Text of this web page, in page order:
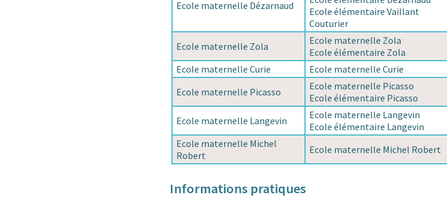
Ecole maternelle Dézarnaud
Ecole élémentaire Vaillant
Couturier
Ecole maternelle Zola
Ecole maternelle Zola
Ecole élémentaire Zola
Ecole maternelle Curie
Ecole maternelle Curie
Ecole maternelle Picasso
Ecole maternelle Picasso
Ecole élémentaire Picasso
Ecole maternelle Langevin
Ecole maternelle Langevin
Ecole élémentaire Langevin
Ecole maternelle Michel
Robert
Ecole maternelle Michel Robert
Informations pratiques